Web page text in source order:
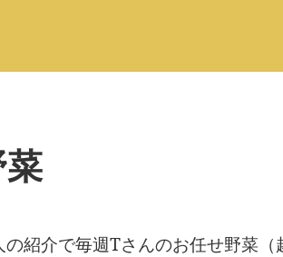
の紹介で毎週Tさんのお任せ野菜